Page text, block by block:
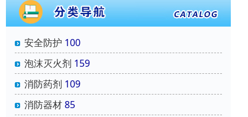
安全防护 100
泡沫灭火剂 159
消防药剂 109
消防器材85